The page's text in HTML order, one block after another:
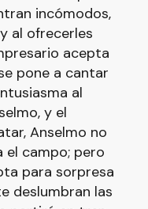
incómodos,
al ofrecerles
acepta
pone a cantar
al
y el
Anselmo no
el campo; pero
para sorpresa
deslumbran las